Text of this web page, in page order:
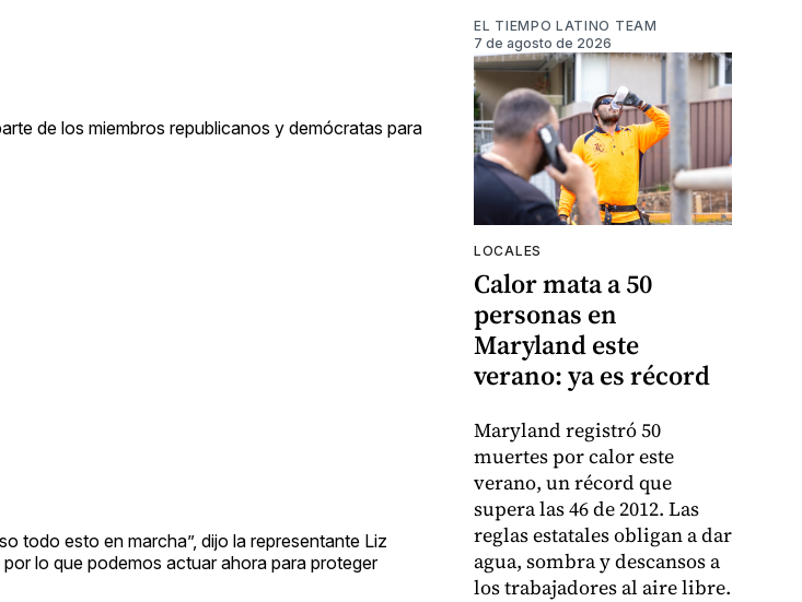
de los miembros republicanos y demócratas para
todo esto en marcha”, dijo la representante Liz
lo que podemos actuar ahora para proteger
EL TIEMPO LATINO TEAM
7 de agosto de 2026
LOCALES
Calor mata a 50
personas en
Maryland este
verano: ya es récord
Maryland registró 50
muertes por calor este
verano, un récord que
supera las 46 de 2012. Las
reglas estatales obligan a dar
agua, sombra y descansos a
los trabajadores al aire libre.